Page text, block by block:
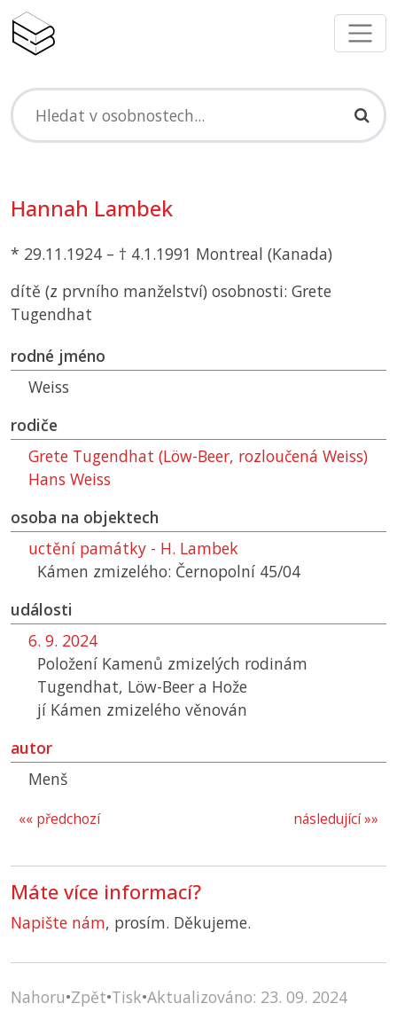
Hannah Lambek
* 29.11.1924 – † 4.1.1991 Montreal (Kanada)
dítě (z prvního manželství) osobnosti: Grete
Tugendhat
rodné jméno
Weiss
rodiče
Grete Tugendhat (Löw-Beer, rozloučená Weiss)
Hans Weiss
osoba na objektech
uctění památky - H. Lambek
Kámen zmizelého: Černopolní 45/04
události
6. 9. 2024
Položení Kamenů zmizelých rodinám
Tugendhat, Löw-Beer a Hože
jí Kámen zmizelého věnován
autor
Menš
následující »»
«« předchozí
Máte více informací?
Napište nám, prosím. Děkujeme.
Nahoru•Zpět•Tisk•Aktualizováno: 23. 09. 2024